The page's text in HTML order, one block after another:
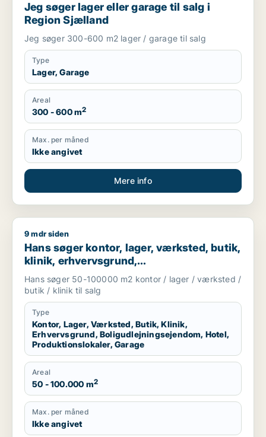
Jeg søger lager eller garage til salg i
Region Sjælland
Jeg søger 300-600 m2 lager / garage til salg
Type
Lager, Garage
Areal
300 - 600 m2
Max. per måned
Ikke angivet
Mere info
Hans søger kontor, lager, værksted, butik, klinik,
9 mdr siden
Hans søger kontor, lager, værksted, butik,
klinik, erhvervsgrund,
boligudlejningsejendom, hotel,
produktionslokaler eller garage til salg i
Region Sjælland
Hans søger 50-100000 m2 kontor / lager / værksted /
butik / klinik til salg
Type
Kontor, Lager, Værksted, Butik, Klinik,
Erhvervsgrund, Boligudlejningsejendom, Hotel,
Produktionslokaler, Garage
Areal
50 - 100.000 m2
Max. per måned
Ikke angivet